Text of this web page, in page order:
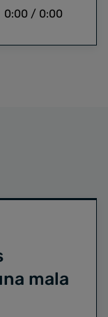
0:00 / 0:00
mala